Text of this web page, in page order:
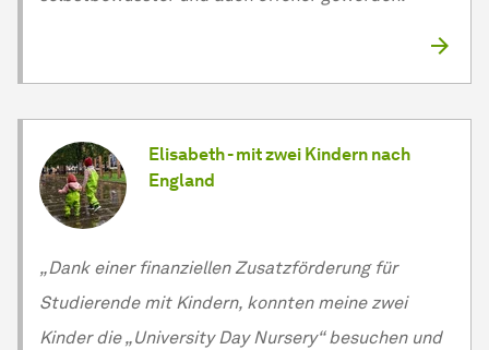
Elisabeth - mit zwei Kindern nach
England
„Dank einer finanziellen Zusatzförderung für
Studierende mit Kindern, konnten meine zwei
Kinder die „University Day Nursery“ besuchen und